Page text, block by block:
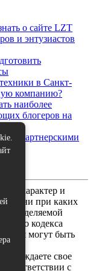
о сайте LZT
и энтузиастов
в Санкт-
компанию?
наиболее
блогеров на
с партнерскими
характер и
нём, ни при каких
определяемой
кодекса
могут быть
свое
соответствии с